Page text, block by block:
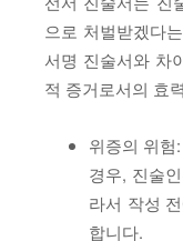
으로 처벌받겠다
서명 진술서와 차
적 증거로서의 효
위증의 위험
경우, 진술
라서 작성
합니다.